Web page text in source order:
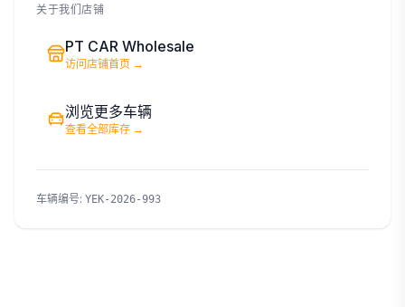
关于我们店铺
PT CAR Wholesale
访问店铺首页 →
浏览更多车辆
查看全部库存 →
车辆编号: YEK-2026-993